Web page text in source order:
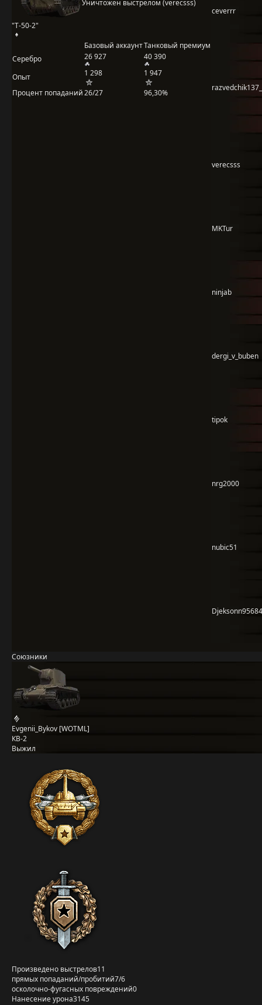
"Т-50-2"
Уничтожен выстрелом (verecsss)
Базовый аккаунтТанковый премиум
Серебро
26 927 40 390
Опыт 1 298
1 947
Процент попаданий26/27 96,30%
ceverrr
verecsss
MKTur
ninjab
dergi_v_buben
tipok
nrg2000
nubic51
Djeksonn95684
Союзники
Evgenii_Bykov [WOTML]
КВ-2
Выжил
Произведено выстрелов11
прямых попаданий/пробитий7/6
осколочно-фугасных повреждений0
Нанесение урона3145